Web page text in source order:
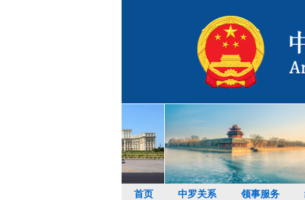
首页 中罗关系 领事服务